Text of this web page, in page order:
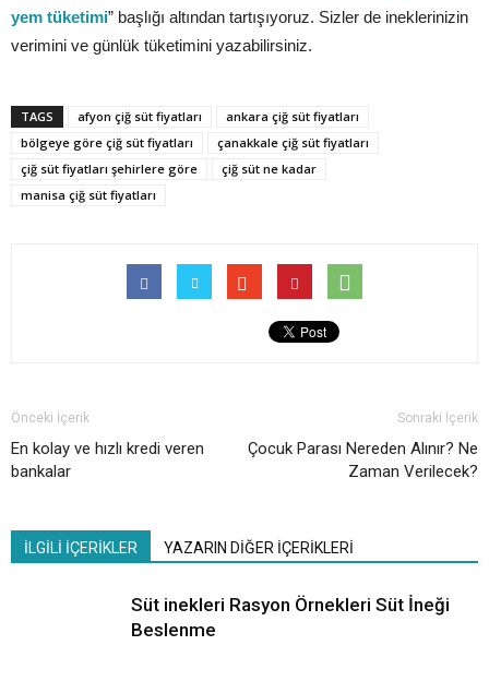
yem tüketimi” başlığı altından tartışıyoruz. Sizler de ineklerinizin
verimini ve günlük tüketimini yazabilirsiniz.
TAGS afyon çiğ süt fiyatları
ankara çiğ süt fiyatları
bölgeye göre çiğ süt fiyatları
çanakkale çiğ süt fiyatları
çiğ süt fiyatları şehirlere göre
çiğ süt ne kadar
manisa çiğ süt fiyatları
Önceki İçerik
En kolay ve hızlı kredi veren
bankalar
Sonraki İçerik
Çocuk Parası Nereden Alınır? Ne
Zaman Verilecek?
İLGİLİ İÇERİKLER YAZARIN DİĞER İÇERİKLERİ
Süt inekleri Rasyon Örnekleri Süt İneği
Beslenme